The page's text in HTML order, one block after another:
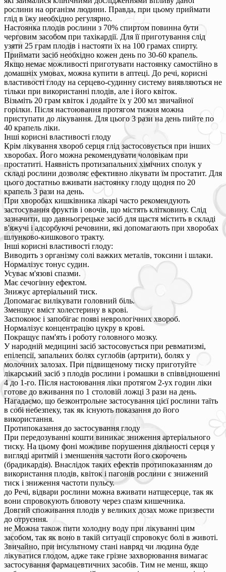
рослини на організм людини. Правда, при цьому приймати
глід в їжу необхідно регулярно.
Настоянка плодів рослини з 70% спиртом повинна бути
черговим засобом при тахікардії. Для її приготування слід
узяти 25 грам плодів і настояти їх на 100 грамах спирту.
Приймати засіб необхідно кожен день по 30-60 крапель.
Якщо немає можливості приготувати настоянку самостійно в
домашніх умовах, можна купити в аптеці. До речі, корисні
властивості глоду на серцево-судинну систему виявляються не
тільки при використанні плодів, але і його квіток.
Візьміть 20 грам квіток і додайте їх у 200 мл звичайної
горілки. Після настоювання протягом тижня можна
приступати до лікування. Для цього 3 рази на день пийте по
40 крапель ліки.
Інші корисні властивості глоду
Крім лікування хвороб серця глід застосовується при інших
хворобах. Його можна рекомендувати чоловікам при
простатиті. Наявність протизапальних хімічних сполук у
складі рослини дозволяє ефективно лікувати їм простатит. Для
цього достатньо вживати настоянку глоду щодня по 20
крапель 3 рази на день.
При хворобах кишківника лікарі часто рекомендують
застосування фруктів і овочів, що містять клітковину. Слід
зазначити, що давньогрецьке засіб для щастя містить в складі
в'яжучі і адсорбуючі речовини, які допомагають при хворобах
шлунково-кишкового тракту.
Інші корисні властивості глоду:
Виводить з організму солі важких металів, токсини і шлаки.
Нормалізує тонус судин.
Усуває м'язові спазми.
Має сечогінну ефектом.
Знижує артеріальний тиск.
Допомагає вилікувати головний біль.
Зменшує вміст холестерину в крові.
Заспокоює і запобігає появі неврологічних хвороб.
Нормалізує концентрацію цукру в крові.
Покращує пам'ять і роботу головного мозку.
У народній медицині засіб застосовується при ревматизмі,
епілепсії, запальних болях суглобів (артрити), болях у
молочних залозах. При підвищеному тиску приготуйте
лікарський засіб з плодів рослини і ромашки в співвідношенні
4 до 1-го. Після настоювання ліки протягом 2-ух годин ліки
готове до вживання по 1 столовій ложці 3 рази на день.
Нагадаємо, що безконтрольне застосування цієї рослини таїть
в собі небезпеку, так як існують показання до його
використання.
Протипоказання до застосування глоду
При передозуванні кошти виникає зниження артеріального
тиску. На цьому фоні можливе порушення діяльності серця у
вигляді аритмій і зменшення частоти його скорочень
(брадикардія). Внаслідок таких ефектів протипоказанням до
використання плодів, квіток і пагонів рослини є знижений
тиск і зниження частоти пульсу.
до Речі, відвари рослини можна вживати натщесерце, так як
вони спровокують блювоту через спазм кишечника.
Довгий споживання плодів у великих дозах може призвести
до отруєння.
не Можна також пити холодну воду при лікуванні цим
засобом, так як воно в такій ситуації спровокує болі в животі.
Звичайно, при інсультному стані навряд чи людина буде
лікуватися глодом, адже таке грізне захворювання вимагає
застосування фармацевтичних засобів. Тим не менш, якщо